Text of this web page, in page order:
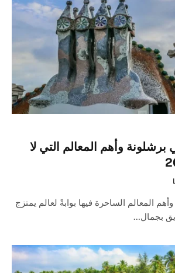
وأهم المعالم التي لا
المعالم الساحرة فيها بوابةً لعالم يمتزج
بجمال…